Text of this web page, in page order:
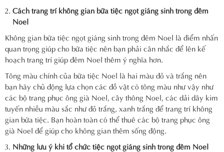
Cách trang trí không gian bữa tiệc ngọt giáng sinh trong đêm
Noel
Không gian bữa tiệc ngọt giáng sinh trong đêm Noel là điểm nhấn
quan trọng giúp cho bữa tiệc nên bạn phải cân nhắc để lên kế
hoạch trang trí giúp đêm Noel thêm ý nghĩa hơn.
Tông màu chính của bữa tiệc Noel là hai màu đỏ và trắng nên
bạn hãy chủ động lựa chọn các đồ vật có tông màu như vậy như
các bộ trang phục ông già Noel, cây thông Noel, các dải dây kim
tuyến nhiều màu sắc như đỏ trắng, xanh trắng để trang trí không
gian bữa tiệc. Bạn hoàn toàn có thể thuê các bộ trang phục ông
già Noel để giúp cho không gian thêm sống động.
Những lưu ý khi tổ chức tiệc ngọt giáng sinh trong đêm Noel